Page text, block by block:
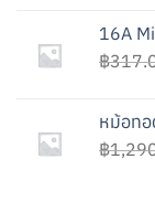
16A
฿
หม้อทอ
฿